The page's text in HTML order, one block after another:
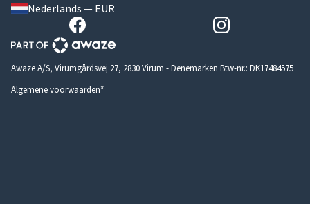
Nederlands — EUR
Awaze A/S, Virumgårdsvej 27, 2830 Virum - Denemarken Btw-nr.: DK17484575
Algemene voorwaarden*